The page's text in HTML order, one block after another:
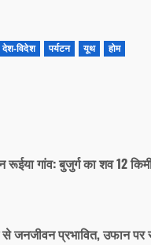
देश-विदेश पर्यटन यूथ होम
गांव: बुजुर्ग का शव 12
से जनजीवन प्रभावित, उफान पर